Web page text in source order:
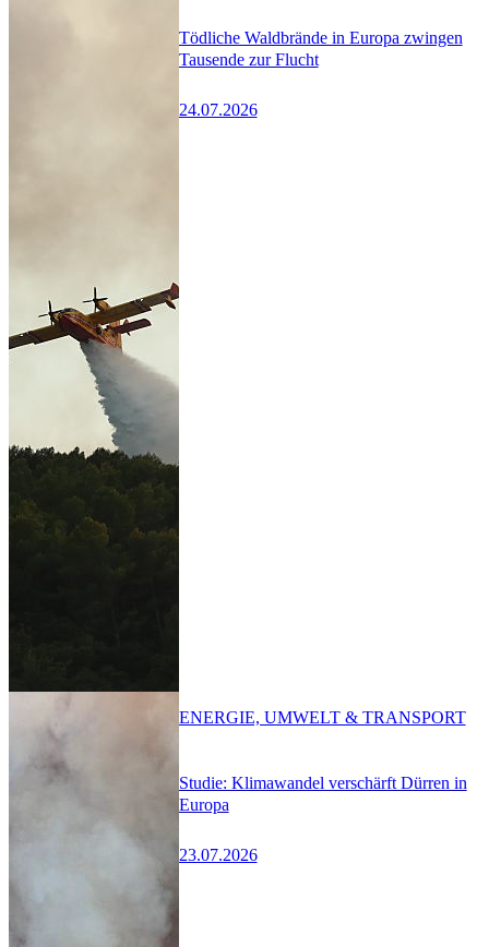
Tödliche Waldbrände in Europa zwingen
Tausende zur Flucht
24.07.2026
Studie: Klimawandel verschärft Dürren in
Europa
23.07.2026
ENERGIE, UMWELT & TRANSPORT